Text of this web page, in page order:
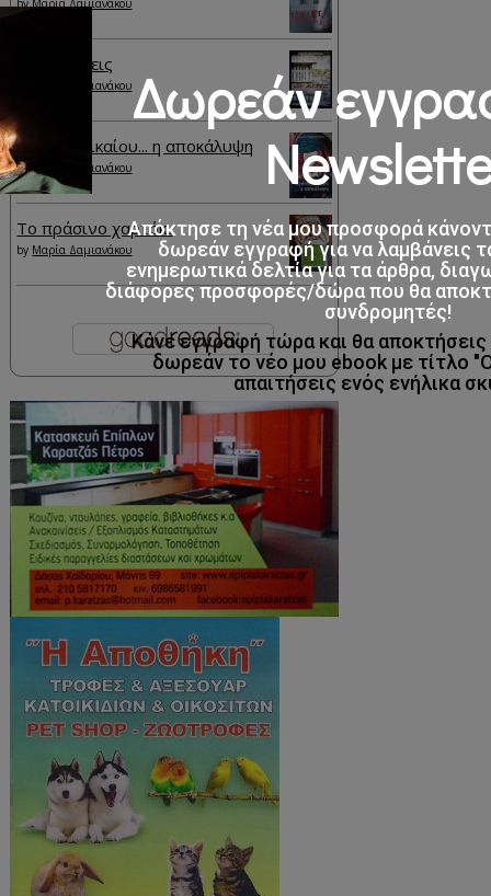
Μου ανήκεις
Μαρία Δαμιανάκου
Κράτος Δικαίου... η αποκάλυψη
by Μαρία Δαμιανάκου
Το πράσινο χαρτάκι
by Μαρία Δαμιανάκου
Δωρεάν
Απόκτησε τη νέα μου προσφορά
δωρεάν εγγραφή για να λαμβάνεις
ενημερωτικά δελτία για τα άρθρα,
διάφορες προσφορές/δώρα που θα
συνδρομητές!
Κάνε εγγραφή τώρα και θα
δωρεάν το νέο μου ebook με τίτλο
απαιτήσεις ενός ενήλικα